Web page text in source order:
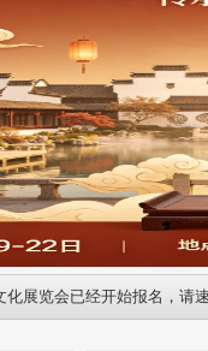
展览会已经开始报名，请